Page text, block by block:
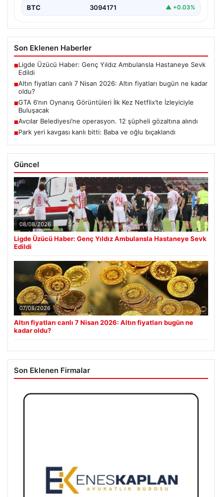
BTC 3094171 ▲ +0.03%
Son Eklenen Haberler
■Ligde Üzücü Haber: Genç Yıldız Ambulansla Hastaneye Sevk
Edildi
■Altın fiyatları canlı 7 Nisan 2026: Altın fiyatları bugün ne kadar
oldu?
■GTA 6’nın Oynanış Görüntüleri İlk Kez Netflix’te İzleyiciyle
Buluşacak
■Avcılar Belediyesi’ne operasyon. 12 şüpheli gözaltına alındı
■Park yeri kavgası kanlı bitti: Baba ve oğlu bıçaklandı
Güncel
08/08/2026
Ligde Üzücü Haber: Genç Yıldız Ambulansla Hastaneye Sevk
Edildi
07/08/2026
Altın fiyatları canlı 7 Nisan 2026: Altın fiyatları bugün ne
kadar oldu?
Son Eklenen Firmalar